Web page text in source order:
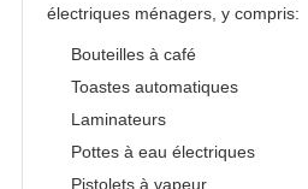
électriques ménagers, y compris:
Bouteilles à café
Toastes automatiques
Laminateurs
Pottes à eau électriques
Pistolets à vapeur